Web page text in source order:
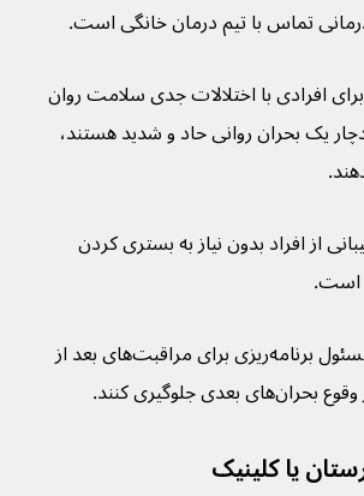
افرادی با اختلالات جدی سلامت روان
یک بحران روانی حاد و شدید هستند،
از افراد بدون نیاز به بستری کردن
است.
این تیم همچنین مسئول برنامه‌ریزی برای مراقبت‌های بعد از
بعدی جلوگیری کنند.
یا کلینیک